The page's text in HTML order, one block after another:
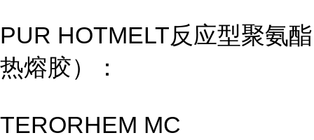
PUR HOTMELT反应型聚氨酯
热熔胶）：
TERORHEM MC